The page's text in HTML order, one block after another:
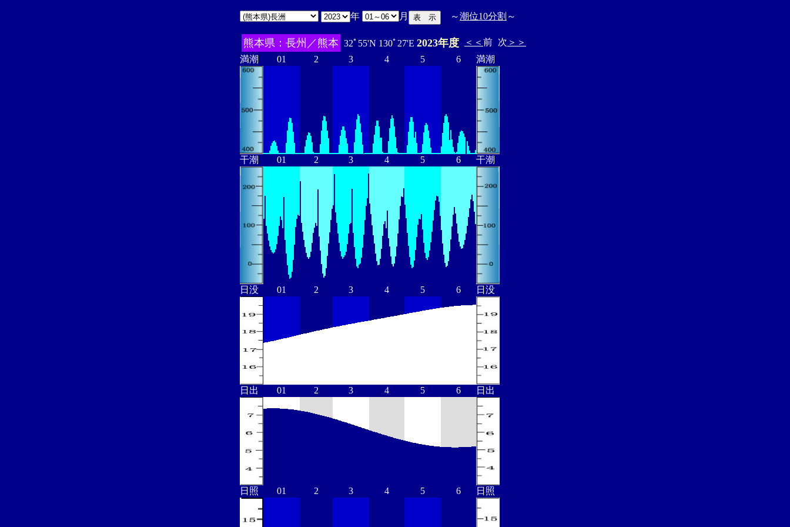
年 月 ～潮位10分割 ～
熊本県：長州／熊本 32ﾟ55'N 130ﾟ27'E 2023年度 ＜＜ 前 次 ＞＞
満潮
01 2 3 4 5 6 満潮
干潮 01 2 3 4 5 6 干潮
日没 01 2 3 4 5 6 日没
日出 01 2 3 4 5 6 日出
日照 01 2 3 4 5 6 日照